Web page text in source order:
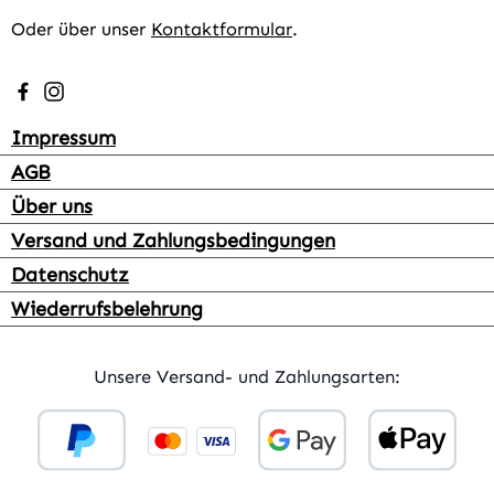
Oder über unser Kontaktformular.
Besuche uns auf Facebook – öffnet in neuem Tab
Schau auf Instagram vorbei – öffnet in neuem Tab
Impressum
AGB
Über uns
Versand und Zahlungsbedingungen
Datenschutz
Wiederrufsbelehrung
Unsere Versand- und Zahlungsarten: